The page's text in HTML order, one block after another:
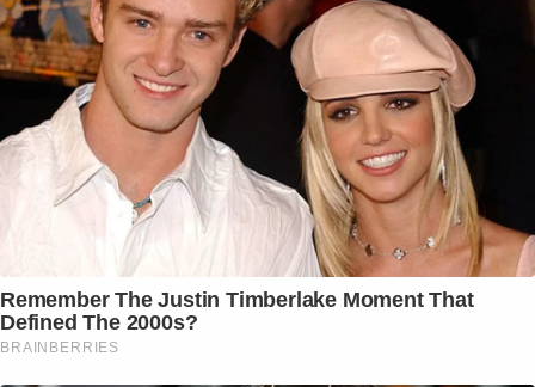
Remember The Justin Timberlake Moment That
Defined The 2000s?
BRAINBERRIES